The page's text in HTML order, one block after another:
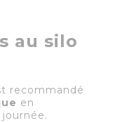
au silo
recommandé
en